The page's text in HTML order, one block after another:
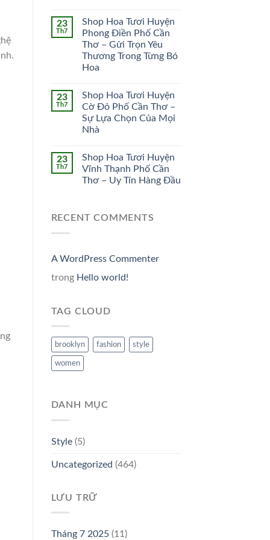
23
Th7
Shop Hoa Tươi Huyện
Phong Điền Phố Cần
Thơ – Gửi Trọn Yêu
Thương Trong Từng Bó
Hoa
23
Th7
Shop Hoa Tươi Huyện
Cờ Đỏ Phố Cần Thơ –
Sự Lựa Chọn Của Mọi
Nhà
23
Th7
Shop Hoa Tươi Huyện
Vĩnh Thạnh Phố Cần
Thơ – Uy Tín Hàng Đầu
RECENT COMMENTS
A WordPress Commenter
trong Hello world!
TAG CLOUD
brooklyn fashion style
women
DANH MỤC
Style(5)
Uncategorized (464)
LƯU TRỮ
Tháng 7 2025(11)